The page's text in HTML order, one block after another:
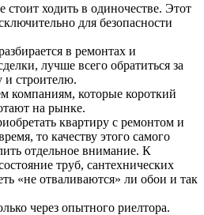
стоит ходить в одиночестве. Этот
для безопасности
в ремонтах и
лучше всего обратиться за
строителю.
компаниям, которые короткий
на рынке.
квартиру с ремонтом и
то качеству этого самого
отдельное внимание. К
труб, сантехнических
«не отваливаются» ли обои и так
через опытного риелтора.